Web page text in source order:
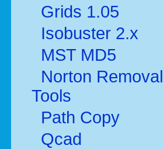
Grids 1.05
Isobuster 2.x
MST MD5
Norton Removal
Tools
Path Copy
Qcad